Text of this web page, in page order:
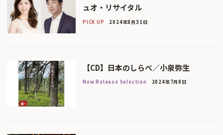
ュオ・リサイタル
PICK UP 2024年8月31日
【CD】日本のしらべ／小泉弥生
New Release Selection 2024年7月8日